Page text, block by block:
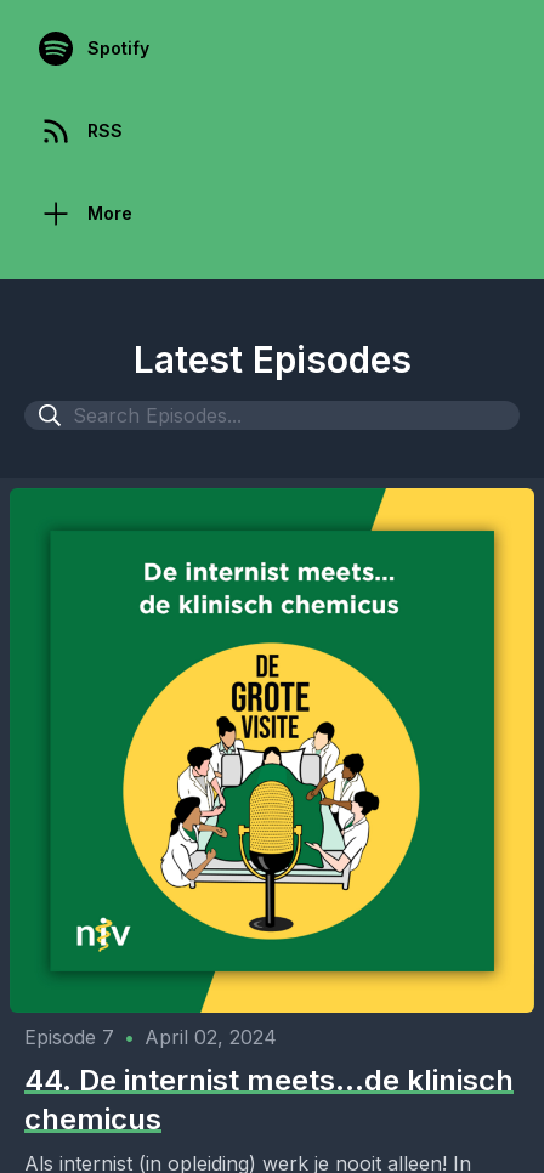
Spotify
RSS
More
Latest Episodes
Episode 7 • April 02, 2024
44. De internist meets…de klinisch
chemicus
Als internist (in opleiding) werk je nooit alleen! In